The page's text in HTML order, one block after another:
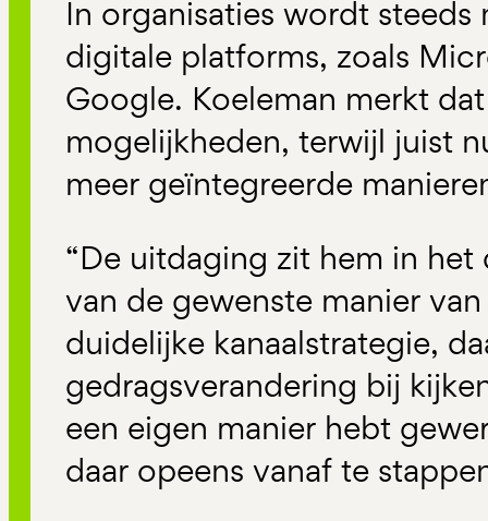
In organisaties wordt
digitale platforms, zoals
Google. Koeleman merkt
mogelijkheden, terwijl juist
meer geïntegreerde
“De uitdaging zit hem in
van de gewenste manier
duidelijke kanaalstrategie,
gedragsverandering bij
een eigen manier hebt
daar opeens vanaf te